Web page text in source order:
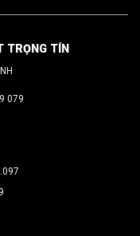
TRỌNG TÍN
079